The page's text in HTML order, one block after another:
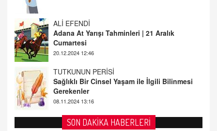
TUTKUNUN PERİSİ
Sağlıklı Bir Cinsel Yaşam ile İlgili Bilinmesi
Gerekenler
08.11.2024 13:16
FARUK ÖNALAN
Tezkere Onaylanmasaydı…
2 Kasım 2021 Salı 00:11
AV. DOĞAN CAN DOĞAN
SON DAKİKA HABERLERİ